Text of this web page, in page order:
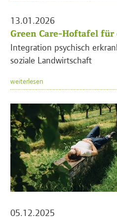
13.01.2026
Green Care-Hoftafel
Integration psychisch
soziale Landwirtschaft
weiterlesen
05.12.2025